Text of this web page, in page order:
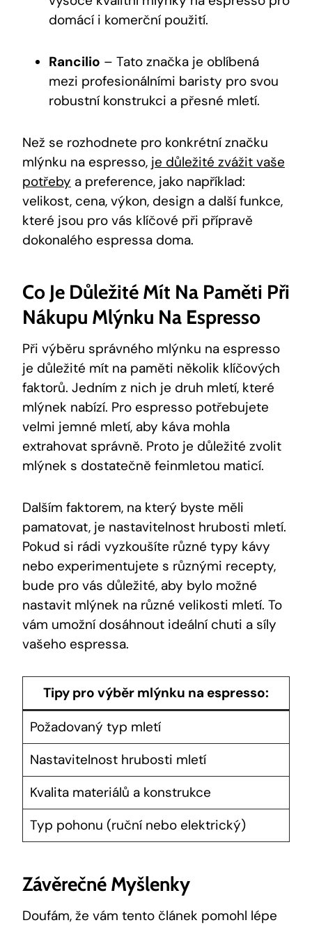
domácí i komerční použití.
Rancilio – Tato značka je oblíbená
mezi profesionálními baristy pro svou
robustní konstrukci a přesné mletí.
Než se rozhodnete pro konkrétní značku
mlýnku na espresso, je důležité zvážit vaše
potřeby a preference, jako například:
velikost, cena, výkon, design a další funkce,
které jsou pro vás klíčové při přípravě
dokonalého espressa doma.
Co Je Důležité Mít Na Paměti Při
Nákupu Mlýnku Na Espresso
Při výběru správného mlýnku na espresso
je důležité mít na paměti několik klíčových
faktorů. Jedním z nich je druh mletí, které
mlýnek nabízí. Pro espresso potřebujete
velmi jemné mletí, aby káva mohla
extrahovat správně. Proto je důležité zvolit
mlýnek s dostatečně feinmletou maticí.
Dalším faktorem, na který byste měli
pamatovat, je nastavitelnost hrubosti mletí.
Pokud si rádi vyzkoušíte různé typy kávy
nebo experimentujete s různými recepty,
bude pro vás důležité, aby bylo možné
nastavit mlýnek na různé velikosti mletí. To
vám umožní dosáhnout ideální chuti a síly
vašeho espressa.
Tipy pro výběr mlýnku na espresso:
Požadovaný typ mletí
Nastavitelnost hrubosti mletí
Kvalita materiálů a konstrukce
Typ pohonu (ruční nebo elektrický)
Závěrečné Myšlenky
Doufám, že vám tento článek pomohl lépe